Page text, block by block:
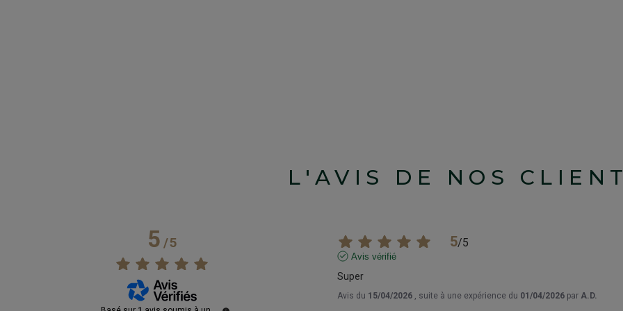
L'AVIS DE NOS
5/5 5/5
Avis vérifié
Super
Avis du 15/04/2026 , suite à une expérience du 01/04/2026 par A.D.